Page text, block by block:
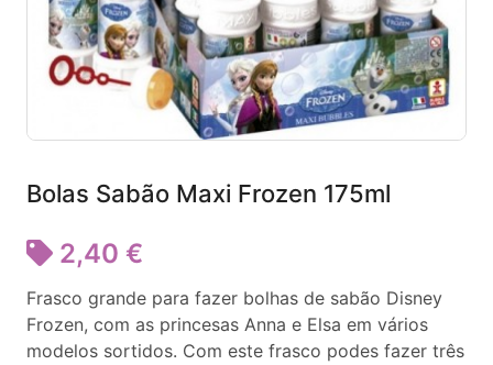
Bolas Sabão Maxi Frozen 175ml
2,40 €
Frasco grande para fazer bolhas de sabão Disney
Frozen, com as princesas Anna e Elsa em vários
modelos sortidos. Com este frasco podes fazer três